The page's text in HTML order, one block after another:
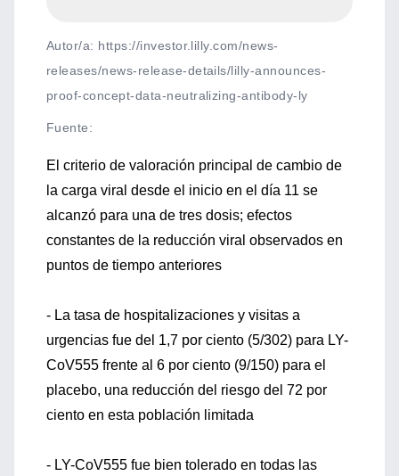
Autor/a: https://investor.lilly.com/news-
releases/news-release-details/lilly-announces-
proof-concept-data-neutralizing-antibody-ly
Fuente:
El criterio de valoración principal de cambio de
la carga viral desde el inicio en el día 11 se
alcanzó para una de tres dosis; efectos
constantes de la reducción viral observados en
puntos de tiempo anteriores
- La tasa de hospitalizaciones y visitas a
urgencias fue del 1,7 por ciento (5/302) para LY-
CoV555 frente al 6 por ciento (9/150) para el
placebo, una reducción del riesgo del 72 por
ciento en esta población limitada
- LY-CoV555 fue bien tolerado en todas las